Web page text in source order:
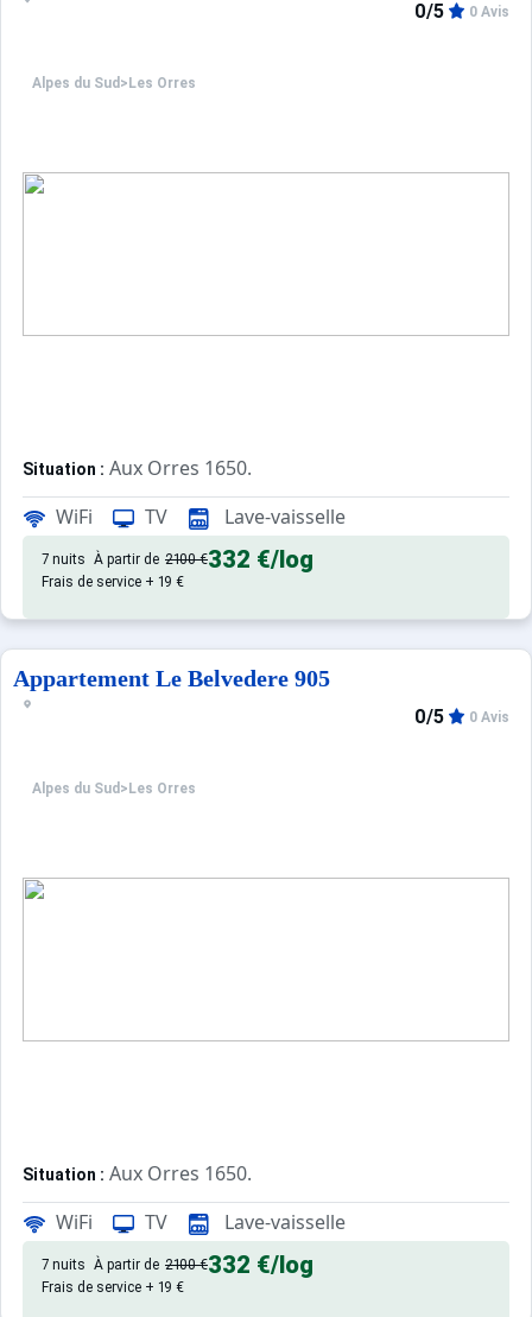
Alpes du Sud > Les Orres
0/5 0 Avis
Situation : Aux Orres 1650.
Appartement de particulier :Confortable et tout équipé.
WiFi TV Lave-vaisselle
7 nuits À partir de 2100 €332 €/log
Frais de service + 19 €
Appartement Le Belvedere 905
Alpes du Sud > Les Orres
0/5 0 Avis
Situation : Aux Orres 1650.
Appartement de particulier :Confortable et tout équipé.
WiFi TV Lave-vaisselle
7 nuits À partir de 2100 €332 €/log
Frais de service + 19 €